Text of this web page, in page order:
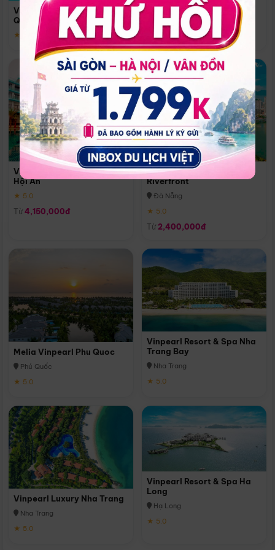
Vinpearl Resort & Spa Phu
Quoc
★ 5.0
Quoc
Phú Quốc
★ 5.0
Vinpearl Resort & Golf Nam
Hội An
★ 5.0
Từ 4,150,000đ
Melia Vinpearl Danang
Riverfront
Đà Nẵng
★ 5.0
Từ 2,400,000đ
Melia Vinpearl Phu Quoc
Phú Quốc
★ 5.0
Vinpearl Resort & Spa Nha
Trang Bay
Nha Trang
★ 5.0
Vinpearl Luxury Nha Trang
Nha Trang
★ 5.0
Vinpearl Resort & Spa Ha
Long
Hạ Long
★ 5.0